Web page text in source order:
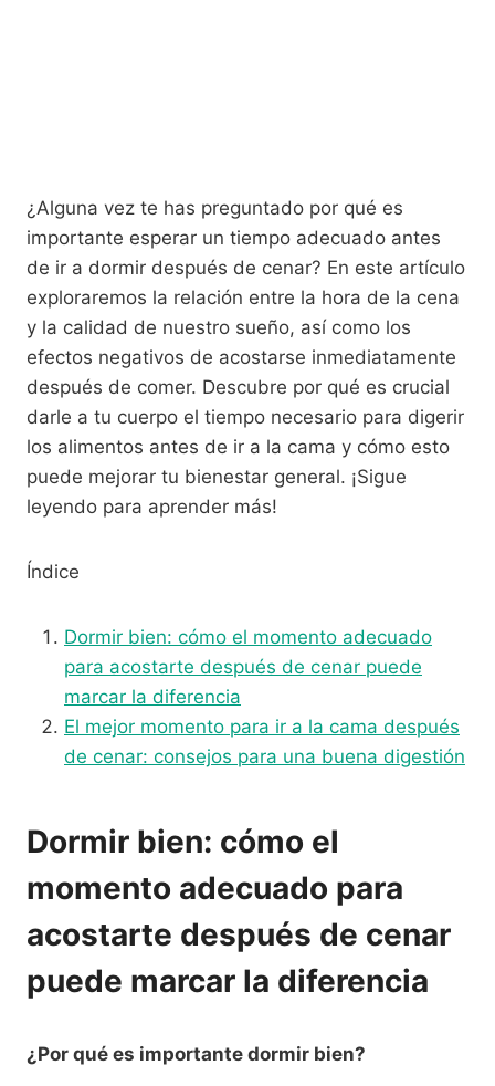
¿Alguna vez te has preguntado por qué es
importante esperar un tiempo adecuado antes
de ir a dormir después de cenar? En este artículo
exploraremos la relación entre la hora de la cena
y la calidad de nuestro sueño, así como los
efectos negativos de acostarse inmediatamente
después de comer. Descubre por qué es crucial
darle a tu cuerpo el tiempo necesario para digerir
los alimentos antes de ir a la cama y cómo esto
puede mejorar tu bienestar general. ¡Sigue
leyendo para aprender más!
Índice
Dormir bien: cómo el momento adecuado
para acostarte después de cenar puede
marcar la diferencia
El mejor momento para ir a la cama después
de cenar: consejos para una buena digestión
Dormir bien: cómo el
momento adecuado para
acostarte después de cenar
puede marcar la diferencia
¿Por qué es importante dormir bien?